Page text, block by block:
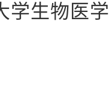
学生物医